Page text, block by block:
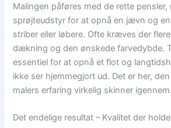
Malingen påføres med de rette pensler,
sprøjteudstyr for at opnå en jævn og
striber eller løbere. Ofte kræves der
dækning og den ønskede farvedybde.
essentiel for at opnå et flot og
ikke ser hjemmegjort ud. Det er her,
malers erfaring virkelig skinner igennem.
Det endelige resultat – Kvalitet der